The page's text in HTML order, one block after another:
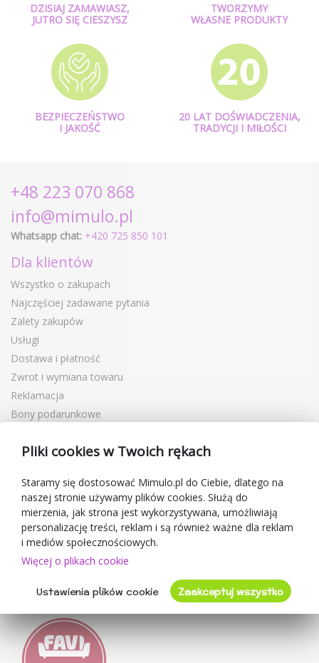
DZISIAJ ZAMAWIASZ,
JUTRO SIĘ CIESZYSZ
TWORZYMY
WŁASNE PRODUKTY
BEZPIECZEŃSTWO
I JAKOŚĆ
20 LAT DOŚWIADCZENIA,
TRADYCJI I MIŁOŚCI
+48 223 070 868
info@mimulo.pl
Whatsapp chat: +420 725 850 101
Dla klientów
Wszystko o zakupach
Najczęściej zadawane pytania
Zalety zakupów
Usługi
Dostawa i płatność
Zwrot i wymiana towaru
Reklamacja
Bony podarunkowe
Blog
O sprzedawcy
Mimulo.pl
Regulamin sklepu
Ochrona danych osobowych GDPR
Kontakty
Oceny klientów
Pliki cookies w Twoich rękach
Staramy się dostosować Mimulo.pl do Ciebie, dlatego na
naszej stronie używamy plików cookies. Służą do
mierzenia, jak strona jest wykorzystywana, umożliwiają
personalizację treści, reklam i są również ważne dla reklam
i mediów społecznościowych.
Więcej o plikach cookie
Ustawienia plików cookie Zaakceptuj wszystko